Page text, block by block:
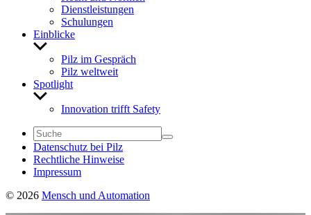
Dienst­leis­tungen
Schu­lungen
Einblicke
Untermenü
anzeigenPilz im Gespräch
Pilz welt­weit
Spot­light
Untermenü
anzeigenInno­va­tion trifft Safety
Daten­schutz bei Pilz
Recht­liche Hinweise
Impressum
© 2026 Mensch und Automation